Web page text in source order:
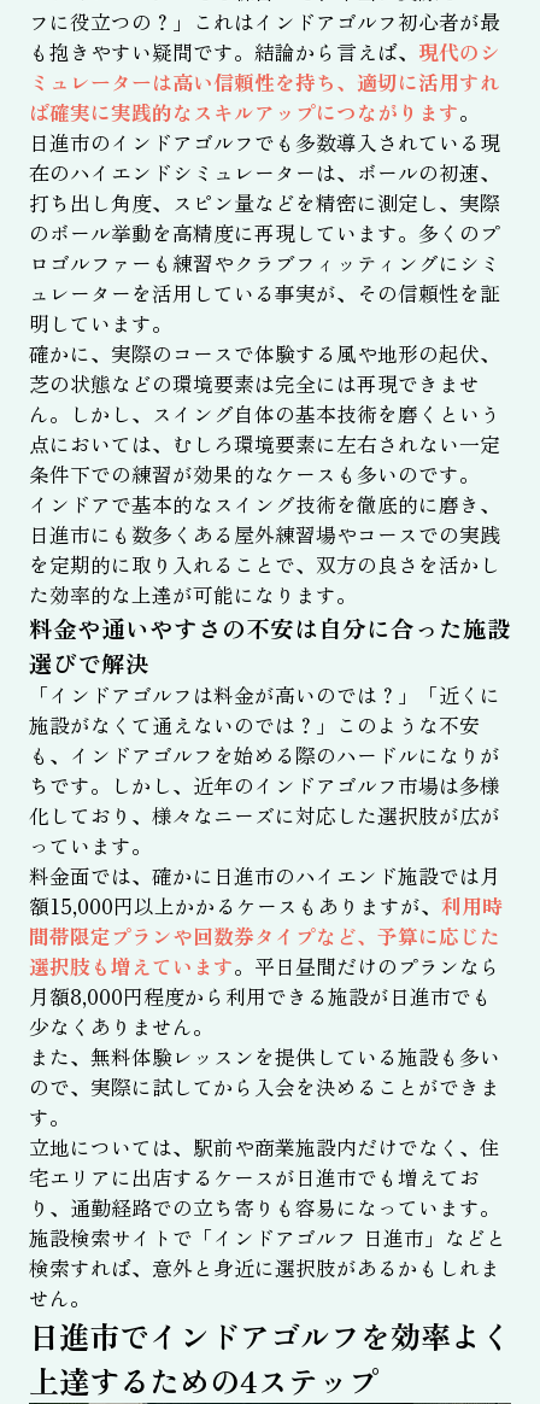
フに役立つの？」これはインドアゴルフ初心者が最
も抱きやすい疑問です。結論から言えば、 現代のシ
ミュレーターは高い信頼性を持ち、適切に活用すれ
ば確実に実践的なスキルアップにつながります。
日進市のインドアゴルフでも多数導入されている現
在のハイエンドシミュレーターは、ボールの初速、
打ち出し角度、スピン量などを精密に測定し、実際
のボール挙動を高精度に再現しています。多くのプ
ロゴルファーも練習やクラブフィッティングにシミ
ュレーターを活用している事実が、その信頼性を証
明しています。
確かに、実際のコースで体験する風や地形の起伏、
芝の状態などの環境要素は完全には再現できませ
ん。しかし、スイング自体の基本技術を磨くという
点においては、むしろ環境要素に左右されない一定
条件下での練習が効果的なケースも多いのです。
インドアで基本的なスイング技術を徹底的に磨き、
日進市にも数多くある屋外練習場やコースでの実践
を定期的に取り入れることで、双方の良さを活かし
た効率的な上達が可能になります。
料金や通いやすさの不安は自分に合った施設
選びで解決
「インドアゴルフは料金が高いのでは？」「近くに
施設がなくて通えないのでは？」このような不安
も、インドアゴルフを始める際のハードルになりが
ちです。しかし、近年のインドアゴルフ市場は多様
化しており、様々なニーズに対応した選択肢が広が
っています。
料金面では、確かに日進市のハイエンド施設では月
額15,000円以上かかるケースもありますが、 利用時
間帯限定プランや回数券タイプなど、予算に応じた
選択肢も増えています。平日昼間だけのプランなら
月額8,000円程度から利用できる施設が日進市でも
少なくありません。
また、無料体験レッスンを提供している施設も多い
ので、実際に試してから入会を決めることができま
す。
立地については、駅前や商業施設内だけでなく、住
宅エリアに出店するケースが日進市でも増えてお
り、通勤経路での立ち寄りも容易になっています。
施設検索サイトで「インドアゴルフ 日進市」などと
検索すれば、意外と身近に選択肢があるかもしれま
せん。
日進市でインドアゴルフを効率よく
上達するための4ステップ